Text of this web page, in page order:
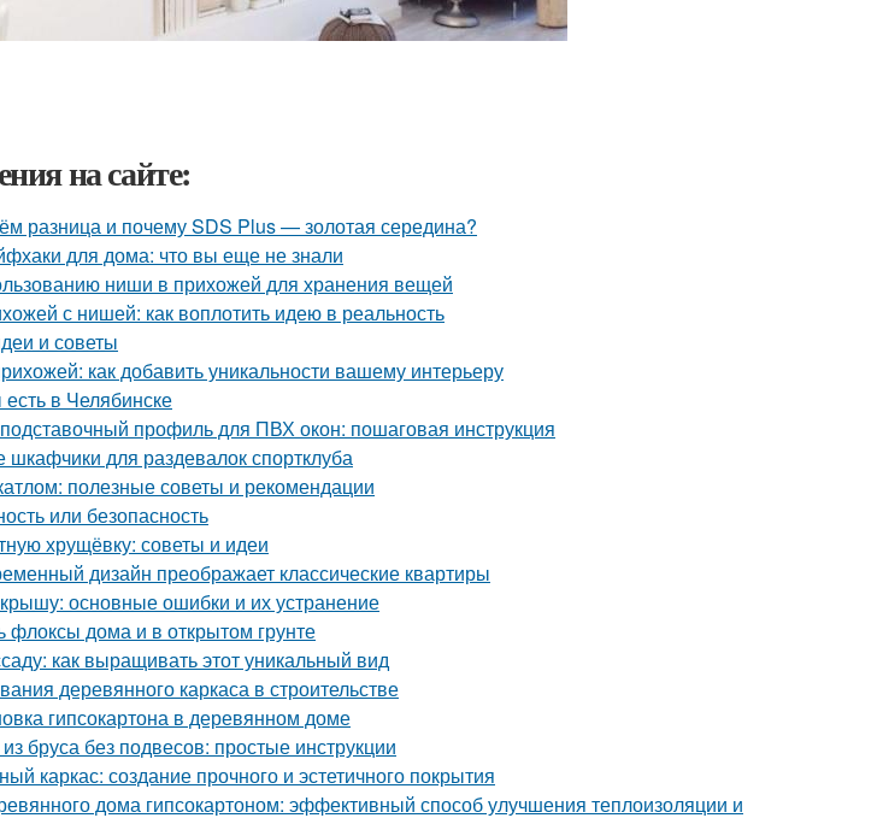
на сайте:
разница и почему SDS Plus — золотая середина?
для дома: что вы еще не знали
ниши в прихожей для хранения вещей
с нишей: как воплотить идею в реальность
и советы
как добавить уникальности вашему интерьеру
в Челябинске
профиль для ПВХ окон: пошаговая инструкция
для раздевалок спортклуба
полезные советы и рекомендации
или безопасность
хрущёвку: советы и идеи
дизайн преображает классические квартиры
основные ошибки и их устранение
флоксы дома и в открытом грунте
как выращивать этот уникальный вид
деревянного каркаса в строительстве
гипсокартона в деревянном доме
бруса без подвесов: простые инструкции
каркас: создание прочного и эстетичного покрытия
дома гипсокартоном: эффективный способ улучшения теплоизоляции и